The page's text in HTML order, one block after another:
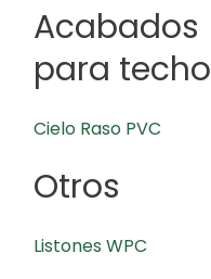
Acabados
para techo
Cielo Raso PVC
Otros
Listones WPC